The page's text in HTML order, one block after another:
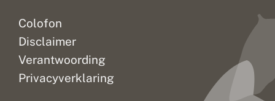
Colofon
Disclaimer
Verantwoording
Privacyverklaring